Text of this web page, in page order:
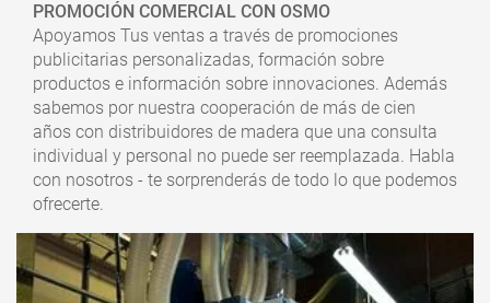
PROMOCIÓN COMERCIAL CON OSMO
Apoyamos Tus ventas a través de promociones
publicitarias personalizadas, formación sobre
productos e información sobre innovaciones. Además
sabemos por nuestra cooperación de más de cien
años con distribuidores de madera que una consulta
individual y personal no puede ser reemplazada. Habla
con nosotros - te sorprenderás de todo lo que podemos
ofrecerte.